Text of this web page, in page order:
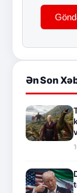
Ən Son